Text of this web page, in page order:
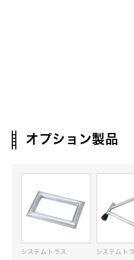
オプション製品
システムトラス システムト